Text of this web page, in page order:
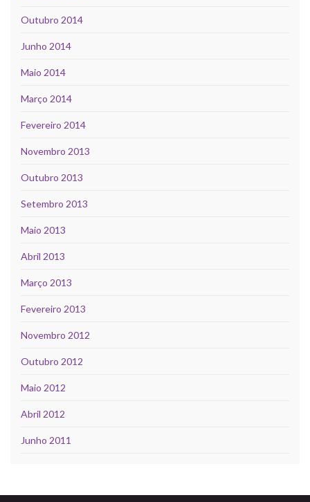
Outubro 2014
Junho 2014
Maio 2014
Março 2014
Fevereiro 2014
Novembro 2013
Outubro 2013
Setembro 2013
Maio 2013
Abril 2013
Março 2013
Fevereiro 2013
Novembro 2012
Outubro 2012
Maio 2012
Abril 2012
Junho 2011